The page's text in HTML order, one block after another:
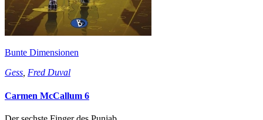
Bunte Dimensionen
Gess Fred Duval
Carmen McCallum 6